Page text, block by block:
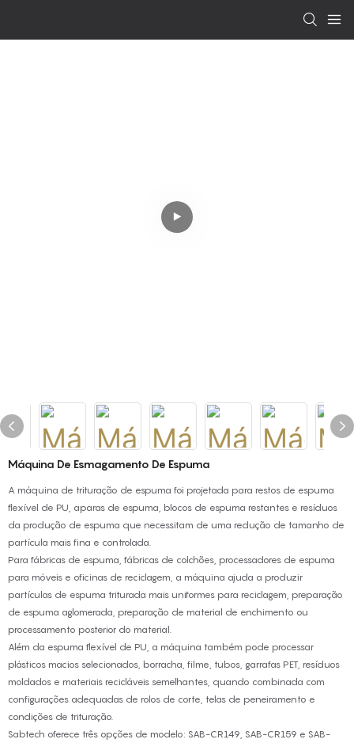
Máquina De Esmagamento De Espuma
A máquina de trituração de espuma foi projetada para restos de espuma
flexível de PU, aparas de espuma, blocos de espuma restantes e resíduos
da produção de espuma que necessitam de uma redução de tamanho de
partícula mais fina e controlada.
Para fábricas de espuma, fábricas de colchões, processadores de espuma
para móveis e oficinas de reciclagem, a máquina ajuda a produzir
partículas de espuma triturada mais uniformes para reciclagem, preparação
de espuma aglomerada, preparação de material de enchimento ou
processamento posterior do material.
Além da espuma flexível de PU, a máquina também pode processar
plásticos macios selecionados, borracha, filme, tubos, garrafas PET, resíduos
moldados e materiais recicláveis ​​semelhantes, quando combinada com
configurações adequadas de rolos de corte, telas de peneiramento e
condições de trituração.
Sabtech oferece três opções de modelo: SAB-CR149, SAB-CR159 e SAB-